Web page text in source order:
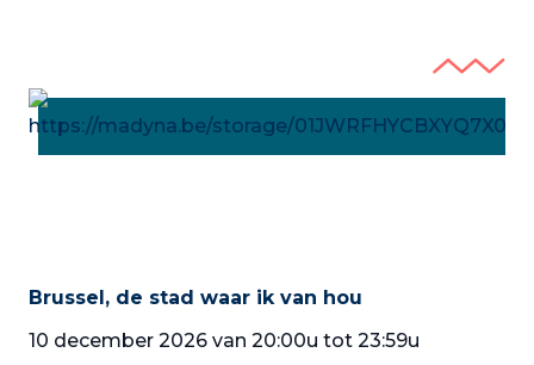
Brussel, de stad waar ik van hou
10 december 2026 van 20:00u tot 23:59u